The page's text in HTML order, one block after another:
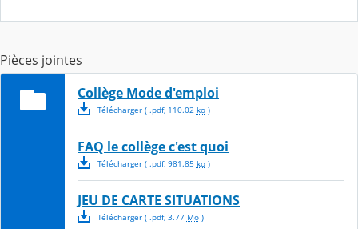
Pièces jointes
Collège Mode d'emploi
Télécharger( .pdf, 110.02 ko)
FAQ le collège c'est quoi
Télécharger( .pdf, 981.85 ko)
JEU DE CARTE SITUATIONS
Télécharger( .pdf, 3.77 Mo)